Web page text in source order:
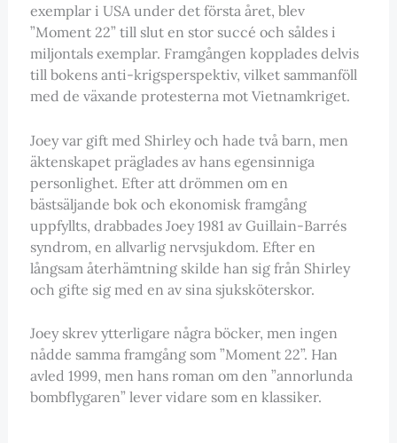
exemplar i USA under det första året, blev
”Moment 22” till slut en stor succé och såldes i
miljontals exemplar. Framgången kopplades delvis
till bokens anti-krigsperspektiv, vilket sammanföll
med de växande protesterna mot Vietnamkriget.
Joey var gift med Shirley och hade två barn, men
äktenskapet präglades av hans egensinniga
personlighet. Efter att drömmen om en
bästsäljande bok och ekonomisk framgång
uppfyllts, drabbades Joey 1981 av Guillain-Barrés
syndrom, en allvarlig nervsjukdom. Efter en
långsam återhämtning skilde han sig från Shirley
och gifte sig med en av sina sjuksköterskor.
Joey skrev ytterligare några böcker, men ingen
nådde samma framgång som ”Moment 22”. Han
avled 1999, men hans roman om den ”annorlunda
bombflygaren” lever vidare som en klassiker.